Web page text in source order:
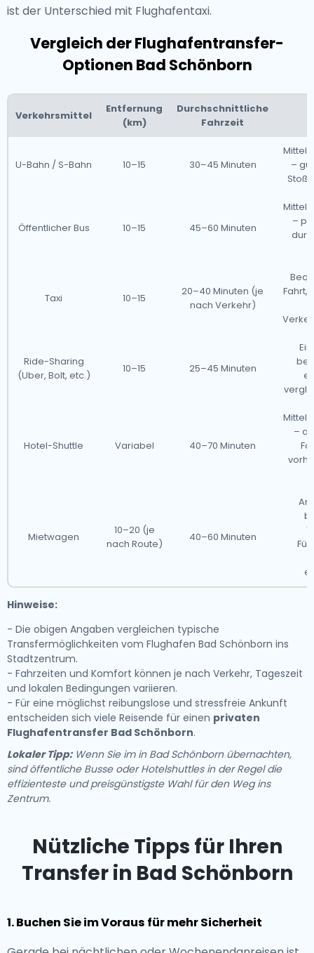
ist der Unterschied mit Flughafentaxi.
Vergleich der Flughafentransfer-
Optionen Bad Schönborn
Verkehrsmittel
Entfernung
(km)
Durchschnittliche
Fahrzeit
U-Bahn / S-Bahn 10–15 30–45 Minuten
–
Öffentlicher Bus 10–15 45–60 Minuten
–
Taxi 10–15
20–40 Minuten (je
nach Verkehr)
Fahrt,
Ride-Sharing
(Uber, Bolt, etc.)
10–15 25–45 Minuten
Hotel-Shuttle Variabel 40–70 Minuten
–
Mietwagen
10–20 (je
nach Route)
40–60 Minuten
Hinweise:
- Die obigen Angaben vergleichen typische
Transfermöglichkeiten vom Flughafen Bad Schönborn ins
Stadtzentrum.
- Fahrzeiten und Komfort können je nach Verkehr, Tageszeit
und lokalen Bedingungen variieren.
- Für eine möglichst reibungslose und stressfreie Ankunft
entscheiden sich viele Reisende für einen privaten
Flughafentransfer Bad Schönborn.
Lokaler Tipp:Wenn Sie im in Bad Schönborn übernachten,
sind öffentliche Busse oder Hotelshuttles in der Regel die
effizienteste und preisgünstigste Wahl für den Weg ins
Zentrum.
Nützliche Tipps für Ihren
Transfer in Bad Schönborn
1. Buchen Sie im Voraus für mehr Sicherheit